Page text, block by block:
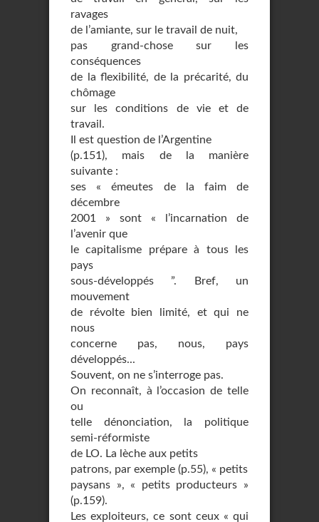
ravages
de l’amiante, sur le travail de nuit,
pas grand-chose sur les
conséquences
de la flexibilité, de la précarité, du
chômage
sur les conditions de vie et de
travail.
Il est question de l’Argentine
(p.151), mais de la manière
suivante :
ses « émeutes de la faim de
décembre
2001 » sont « l’incarnation de
l’avenir que
le capitalisme prépare à tous les
pays
sous-développés ”. Bref, un
mouvement
de révolte bien limité, et qui ne
nous
concerne pas, nous, pays
développés...
Souvent, on ne s’interroge pas.
On reconnaît, à l’occasion de telle
ou
telle dénonciation, la politique
semi-réformiste
de LO. La lèche aux petits
patrons, par exemple (p.55), « petits
paysans », « petits producteurs »
(p.159).
Les exploiteurs, ce sont ceux « qui